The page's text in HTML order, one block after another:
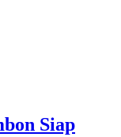
Siap